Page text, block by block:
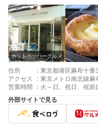
ホットペッパーグルメ
住所 : 東京都港区麻布十
アクセス
: 東京メトロ南北線麻
営業時間
: 火～日、祝日、祝
外部サイトで見る